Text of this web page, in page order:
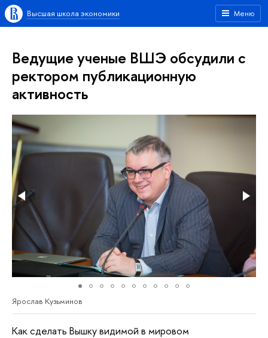
Меню
Высшая школа экономики
Ведущие ученые ВШЭ обсудили с
ректором публикационную
активность
Ярослав Кузьминов
Как сделать Вышку видимой в мировом